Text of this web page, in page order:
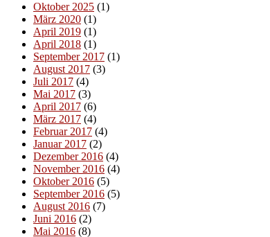
Oktober 2025 (1)
März 2020 (1)
April 2019 (1)
April 2018 (1)
September 2017 (1)
August 2017 (3)
Juli 2017 (4)
Mai 2017 (3)
April 2017 (6)
März 2017 (4)
Februar 2017 (4)
Januar 2017 (2)
Dezember 2016 (4)
November 2016 (4)
Oktober 2016 (5)
September 2016 (5)
August 2016 (7)
Juni 2016 (2)
Mai 2016 (8)